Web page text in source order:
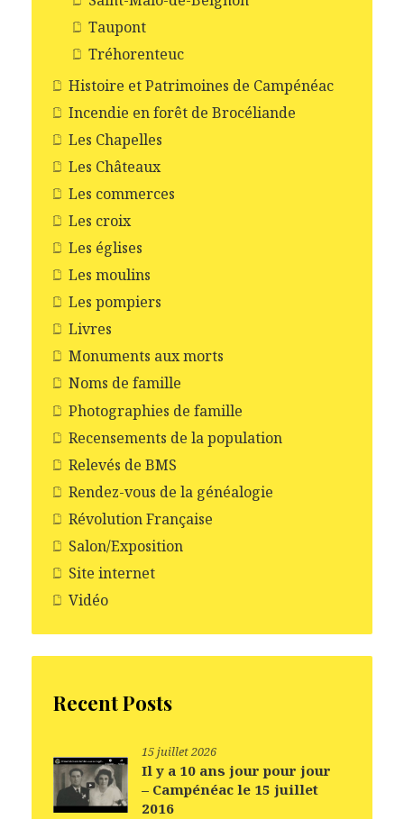
Taupont
Tréhorenteuc
Histoire et Patrimoines de Campénéac
Incendie en forêt de Brocéliande
Les Chapelles
Les Châteaux
Les commerces
Les croix
Les églises
Les moulins
Les pompiers
Livres
Monuments aux morts
Noms de famille
Photographies de famille
Recensements de la population
Relevés de BMS
Rendez-vous de la généalogie
Révolution Française
Salon/Exposition
Site internet
Vidéo
Recent Posts
15 juillet 2026
Il y a 10 ans jour pour jour
– Campénéac le 15 juillet
2016